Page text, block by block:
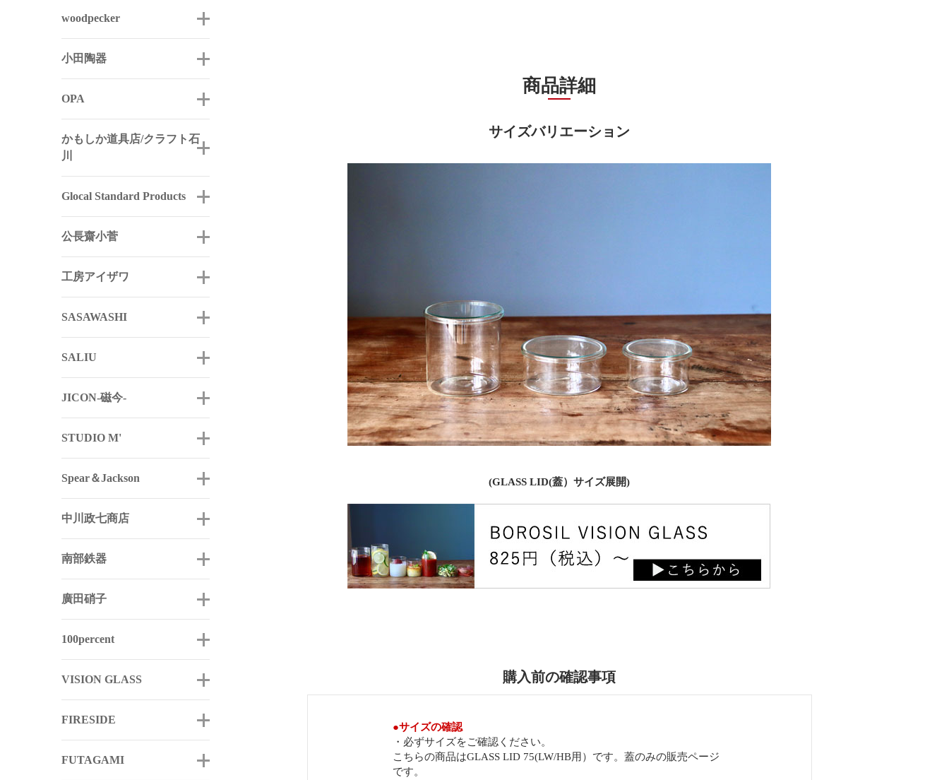
woodpecker
小田陶器
OPA
かもしか道具店/クラフト石
川
Glocal Standard Products
公長齋小菅
工房アイザワ
SASAWASHI
SALIU
JICON-磁今-
STUDIO M'
Spear＆Jackson
中川政七商店
南部鉄器
廣田硝子
100percent
VISION GLASS
FIRESIDE
FUTAGAMI
商品詳細
サイズバリエーション
(GLASS LID(蓋）サイズ展開)
購入前の確認事項
●サイズの確認
・必ずサイズをご確認ください。
こちらの商品はGLASS LID 75(LW/HB用）です。蓋のみの販売ページ
です。